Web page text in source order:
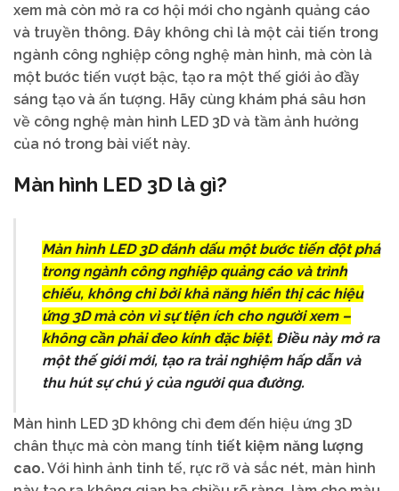
xem mà còn mở ra cơ hội mới cho ngành quảng cáo
và truyền thông. Đây không chỉ là một cải tiến trong
ngành công nghiệp công nghệ màn hình, mà còn là
một bước tiến vượt bậc, tạo ra một thế giới ảo đầy
sáng tạo và ấn tượng. Hãy cùng khám phá sâu hơn
về công nghệ màn hình LED 3D và tầm ảnh hưởng
của nó trong bài viết này.
Màn hình LED 3D là gì?
Màn hình LED 3D đánh dấu một bước tiến đột phá
trong ngành công nghiệp quảng cáo và trình
chiếu, không chỉ bởi khả năng hiển thị các hiệu
ứng 3D mà còn vì sự tiện ích cho người xem –
không cần phải đeo kính đặc biệt. Điều này mở ra
một thế giới mới, tạo ra trải nghiệm hấp dẫn và
thu hút sự chú ý của người qua đường.
Màn hình LED 3D không chỉ đem đến hiệu ứng 3D
chân thực mà còn mang tính tiết kiệm năng lượng
cao.Với hình ảnh tinh tế, rực rỡ và sắc nét, màn hình